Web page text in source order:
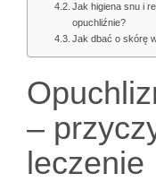
Jak higiena snu i
opuchliźnie?
Jak dbać o skórę
–
leczenie